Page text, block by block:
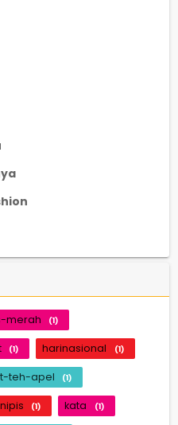
merah (1)
(1) harinasional (1)
teh-apel (1)
(1) kata (1)